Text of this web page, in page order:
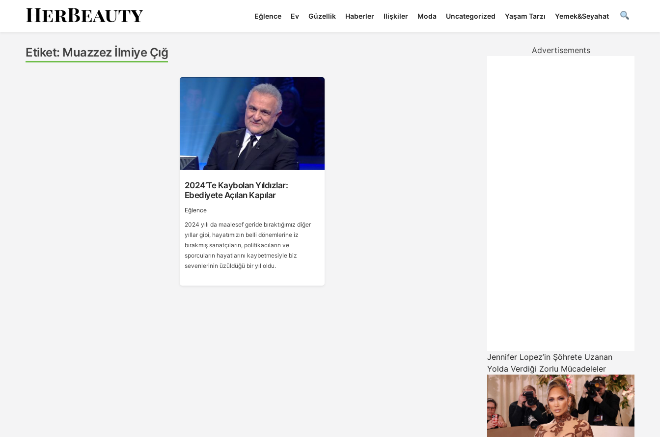
Eğlence Ev Güzellik Haberler Ilişkiler Moda Uncategorized Yaşam Tarzı Yemek&Seyahat
Etiket: Muazzez İlmiye Çığ
2024’te Kaybolan Yıldızlar:
Ebediyete Açılan Kapılar
Eğlence
2024 yılı da maalesef geride bıraktığımız diğer
yıllar gibi, hayatımızın belli dönemlerine iz
bırakmış sanatçıların, politikacıların ve
sporcuların hayatlarını kaybetmesiyle biz
sevenlerinin üzüldüğü bir yıl oldu.
Advertisements
Jennifer Lopez’in Şöhrete Uzanan
Yolda Verdiği Zorlu Mücadeleler